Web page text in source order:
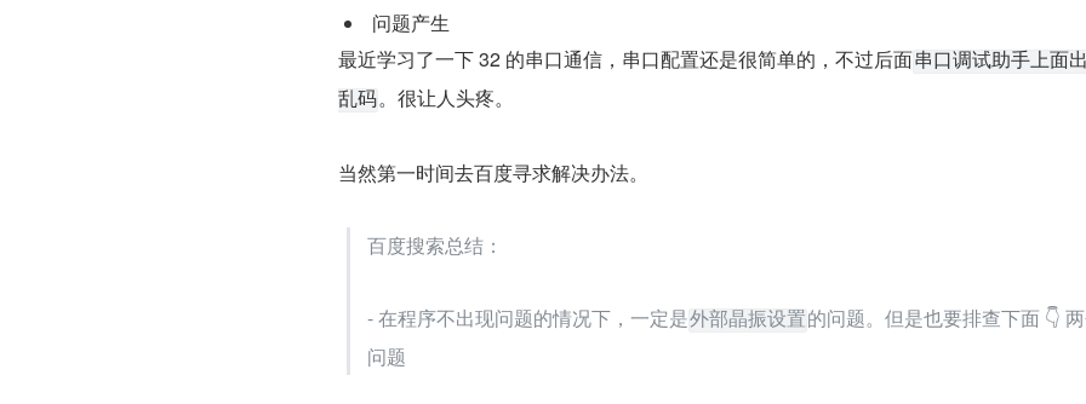
问题产生
最近学习了一下 32 的串口通信，串口配置还是很简单的，不过后面串口调试助手上面
乱码。很让人头疼。
当然第一时间去百度寻求解决办法。
百度搜索总结：
- 在程序不出现问题的情况下，一定是外部晶振设置的问题。但是也要排查下面 👇
问题